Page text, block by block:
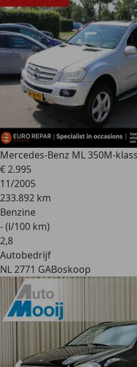
Mercedes-Benz ML 350M-
€ 2.995
11/2005
233.892 km
Benzine
- (l/100 km)
2,8
Autobedrijf
NL 2771 GABoskoop